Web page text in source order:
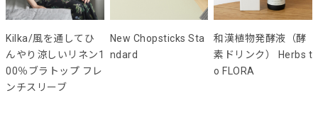
Kilka/風を通してひ
んやり涼しいリネン1
00％ブラトップ フレ
ンチスリーブ
New Chopsticks Sta
ndard
和漢植物発酵液（酵
素ドリンク） Herbs t
o FLORA